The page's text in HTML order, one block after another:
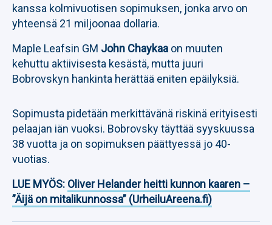
kanssa kolmivuotisen sopimuksen, jonka arvo on
yhteensä 21 miljoonaa dollaria.
Maple Leafsin GM John Chaykaa on muuten
kehuttu aktiivisesta kesästä, mutta juuri
Bobrovskyn hankinta herättää eniten epäilyksiä.
Sopimusta pidetään merkittävänä riskinä erityisesti
pelaajan iän vuoksi. Bobrovsky täyttää syyskuussa
38 vuotta ja on sopimuksen päättyessä jo 40-
vuotias.
LUE MYÖS: Oliver Helander heitti kunnon kaaren –
”Äijä on mitalikunnossa” (UrheiluAreena.fi)